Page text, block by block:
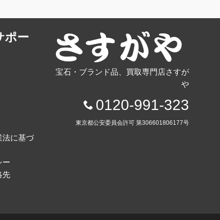
ポー
法に基づ
ー
先
宝石・ブランド品、買取専門店さすが
や
0120-991-323
東京都公安委員会許可 第306601806177号